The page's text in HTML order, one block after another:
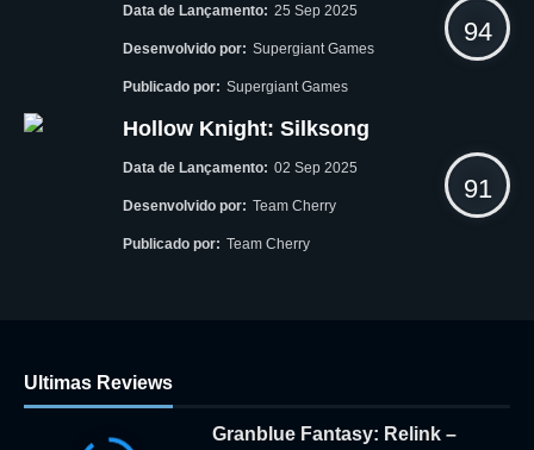
Data de Lançamento: 25 Sep 2025
Desenvolvido por: Supergiant Games
Publicado por: Supergiant Games
94
Hollow Knight: Silksong
Data de Lançamento: 02 Sep 2025
Desenvolvido por: Team Cherry
Publicado por: Team Cherry
91
Ultimas Reviews
Granblue Fantasy: Relink –